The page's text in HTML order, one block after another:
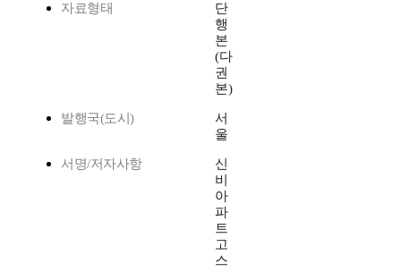
자료형태
단
행
본
(다
권
본)
발행국(도시)
서
울
서명/저자사항
신
비
아
파
트
고
스